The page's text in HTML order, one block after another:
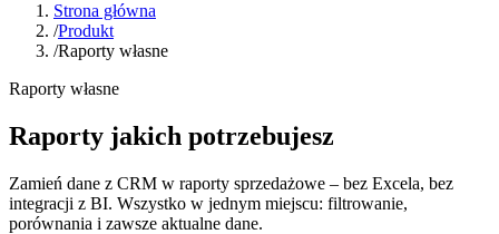
Strona główna
/Produkt
/Raporty własne
Raporty własne
Raporty jakich potrzebujesz
Zamień dane z CRM w raporty sprzedażowe – bez Excela, bez
integracji z BI. Wszystko w jednym miejscu: filtrowanie,
porównania i zawsze aktualne dane.